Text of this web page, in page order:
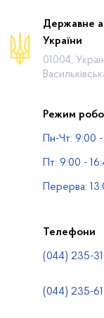
Про відомство
Діяльність
Громадянам
Публічна
Водогосподарські
Державне
України
01004,
Режим
Пн-Чт: 9:00
Пт: 9:00 -
Перерва:
Телефони
(044) 235-
(044) 235-